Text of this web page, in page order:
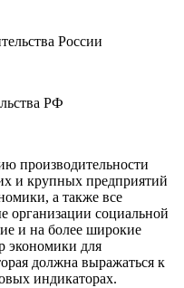
РФ
производительности
и крупных предприятий
а также все
организации социальной
и на более широкие
экономики для
должна выражаться к
индикаторах.